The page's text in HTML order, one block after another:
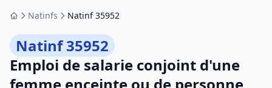
AccueilNatinfs Natinf 35952
Natinf 35952
Emploi de salarie conjoint d'une